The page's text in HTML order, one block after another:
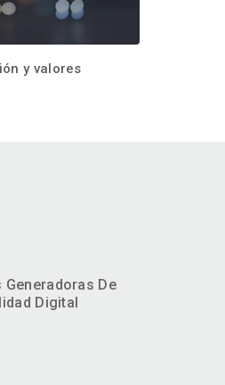
y valores
Generadoras De
Digital